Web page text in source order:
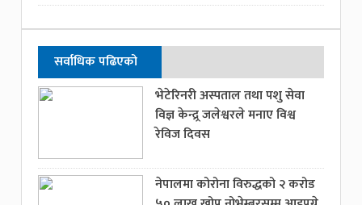
सर्वाधिक पढिएको
भेटेरिनरी अस्पताल तथा पशु सेवा
विज्ञ केन्द्र्र जलेश्वरले मनाए विश्व
रेविज दिवस
नेपालमा कोरोना विरुद्धको २ करोड